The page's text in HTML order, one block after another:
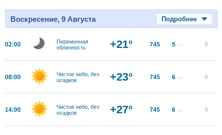
Воскресение, 9 Августа Подробнее
02:00
Переменная
облачность
+21° 745 5 м/с 0
08:00
Чистое небо, без
осадков
+23° 745 6 м/с 0
14:00
Чистое небо, без
осадков
+27° 745 6 м/с 0